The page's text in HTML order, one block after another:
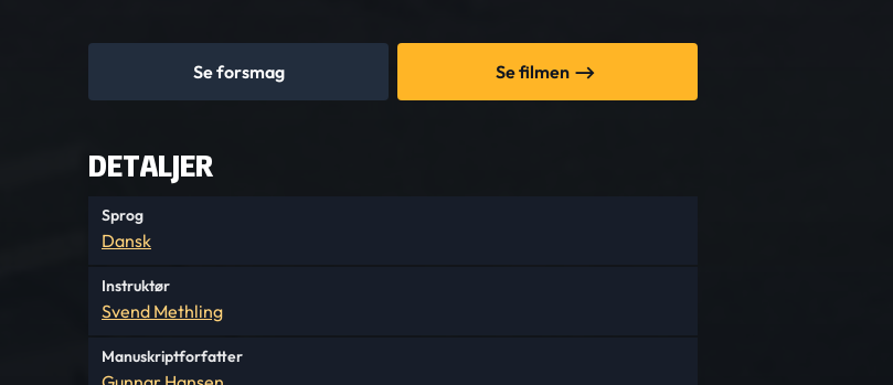
Se forsmag Se filmen
DETALJER
Sprog
Dansk
Instruktør
Svend Methling
Manuskriptforfatter